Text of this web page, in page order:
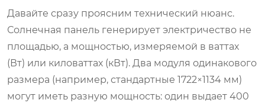
Давайте сразу проясним технический нюанс.
Солнечная панель генерирует электричество не
площадью, а мощностью, измеряемой в ваттах
(Вт) или киловаттах (кВт). Два модуля одинакового
размера (например, стандартные 1722×1134 мм)
могут иметь разную мощность: один выдает 400